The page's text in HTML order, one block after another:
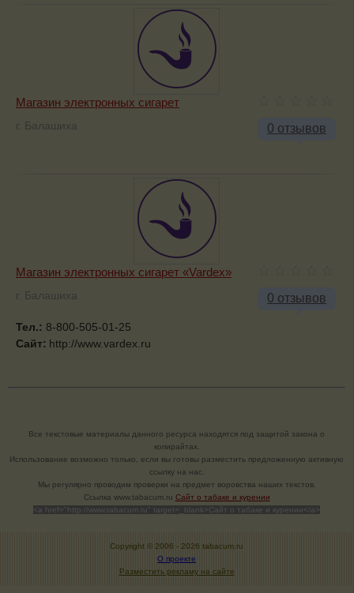
0 отзывов
Магазин электронных сигарет
г. Балашиха
0 отзывов
Магазин электронных сигарет «Vardex»
г. Балашиха
Тел.: 8-800-505-01-25
Сайт: http://www.vardex.ru
Все текстовые материалы данного ресурса находятся под защитой закона о
копирайтах.
Использование возможно только, если вы готовы разместить предложенную активную
ссылку на нас.
Мы регулярно проводим проверки на предмет воровства наших текстов.
Cсылка www.tabacum.ru Сайт о табаке и курении
<a href="http://www.tabacum.ru" target=_blank>Сайт о табаке и курении</a>
Copyright © 2006 - 2026 tabacum.ru
О проекте
Разместить рекламу на сайте